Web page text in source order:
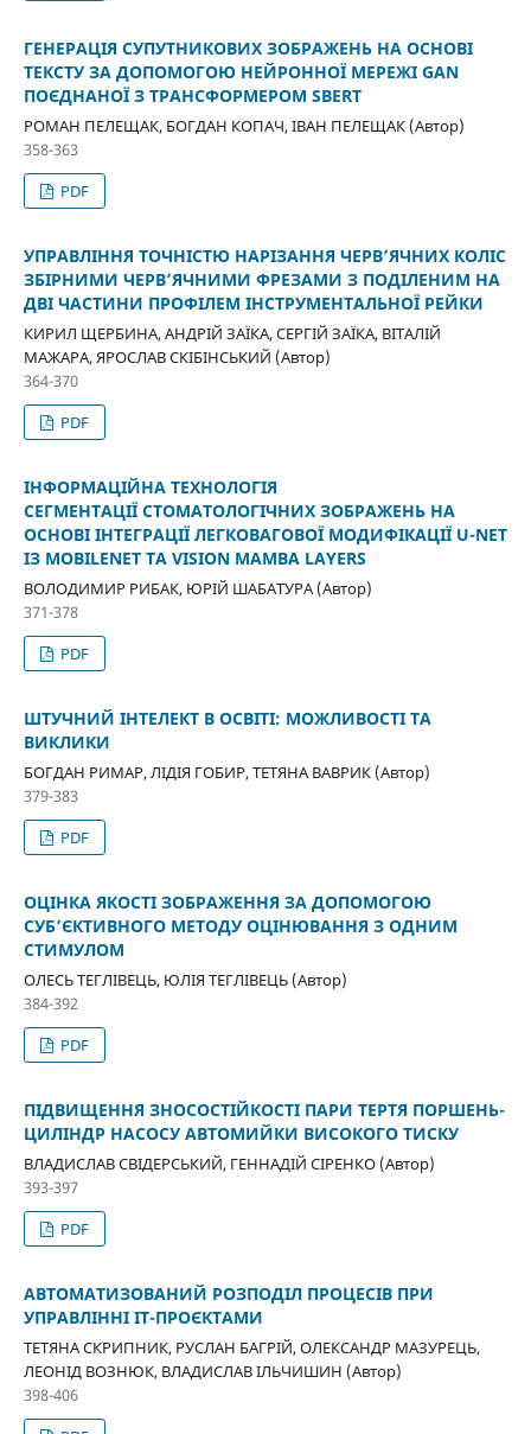
ГЕНЕРАЦІЯ СУПУТНИКОВИХ ЗОБРАЖЕНЬ НА ОСНОВІ
ТЕКСТУ ЗА ДОПОМОГОЮ НЕЙРОННОЇ МЕРЕЖІ GAN
ПОЄДНАНОЇ З ТРАНСФОРМЕРОМ SBERT
РОМАН ПЕЛЕЩАК, БОГДАН КОПАЧ, ІВАН ПЕЛЕЩАК (Автор)
358-363
PDF
УПРАВЛІННЯ ТОЧНІСТЮ НАРІЗАННЯ ЧЕРВ’ЯЧНИХ КОЛІС
ЗБІРНИМИ ЧЕРВ’ЯЧНИМИ ФРЕЗАМИ З ПОДІЛЕНИМ НА
ДВІ ЧАСТИНИ ПРОФІЛЕМ ІНСТРУМЕНТАЛЬНОЇ РЕЙКИ
КИРИЛ ЩЕРБИНА, АНДРІЙ ЗАЇКА, СЕРГІЙ ЗАЇКА, ВІТАЛІЙ
МАЖАРА, ЯРОСЛАВ СКІБІНСЬКИЙ (Автор)
364-370
PDF
ІНФОРМАЦІЙНА ТЕХНОЛОГІЯ
СЕГМЕНТАЦІЇ СТОМАТОЛОГІЧНИХ ЗОБРАЖЕНЬ НА
ОСНОВІ ІНТЕГРАЦІЇ ЛЕГКОВАГОВОЇ МОДИФІКАЦІЇ U-NET
ІЗ MOBILENET ТА VISION MAMBA LAYERS
ВОЛОДИМИР РИБАК, ЮРІЙ ШАБАТУРА (Автор)
371-378
PDF
ШТУЧНИЙ ІНТЕЛЕКТ В ОСВІТІ: МОЖЛИВОСТІ ТА
ВИКЛИКИ
БОГДАН РИМАР, ЛІДІЯ ГОБИР, ТЕТЯНА ВАВРИК (Автор)
379-383
PDF
ОЦІНКА ЯКОСТІ ЗОБРАЖЕННЯ ЗА ДОПОМОГОЮ
СУБ’ЄКТИВНОГО МЕТОДУ ОЦІНЮВАННЯ З ОДНИМ
СТИМУЛОМ
ОЛЕСЬ ТЕГЛІВЕЦЬ, ЮЛІЯ ТЕГЛІВЕЦЬ (Автор)
384-392
PDF
ПІДВИЩЕННЯ ЗНОСОСТІЙКОСТІ ПАРИ ТЕРТЯ ПОРШЕНЬ-
ЦИЛІНДР НАСОСУ АВТОМИЙКИ ВИСОКОГО ТИСКУ
ВЛАДИСЛАВ СВІДЕРСЬКИЙ, ГЕННАДІЙ СІРЕНКО (Автор)
393-397
PDF
АВТОМАТИЗОВАНИЙ РОЗПОДІЛ ПРОЦЕСІВ ПРИ
УПРАВЛІННІ ІТ-ПРОЄКТАМИ
ТЕТЯНА СКРИПНИК, РУСЛАН БАГРІЙ, ОЛЕКСАНДР МАЗУРЕЦЬ,
ЛЕОНІД ВОЗНЮК, ВЛАДИСЛАВ ІЛЬЧИШИН (Автор)
398-406